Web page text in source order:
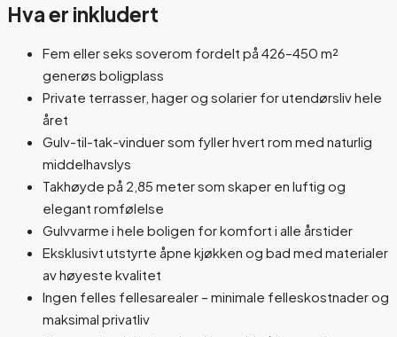
Hva er inkludert
Fem eller seks soverom fordelt på 426–450 m²
generøs boligplass
Private terrasser, hager og solarier for utendørsliv hele
året
Gulv-til-tak-vinduer som fyller hvert rom med naturlig
middelhavslys
Takhøyde på 2,85 meter som skaper en luftig og
elegant romfølelse
Gulvvarme i hele boligen for komfort i alle årstider
Eksklusivt utstyrte åpne kjøkken og bad med materialer
av høyeste kvalitet
Ingen felles fellesarealer – minimale felleskostnader og
maksimal privatliv